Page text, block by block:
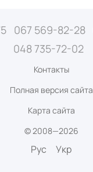
067 569-82-28
048 735-72-02
Контакты
Полная версия сайта
Карта сайта
© 2008—2026
Рус Укр